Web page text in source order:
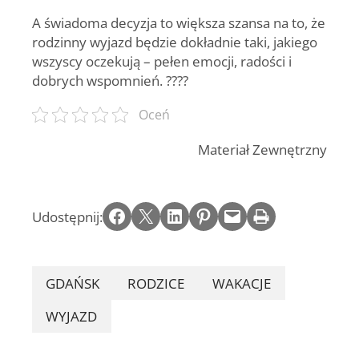
A świadoma decyzja to większa szansa na to, że
rodzinny wyjazd będzie dokładnie taki, jakiego
wszyscy oczekują – pełen emocji, radości i
dobrych wspomnień. ??‍?‍?
Oceń
Materiał Zewnętrzny
Udostępnij: Share on Facebook Email this Page Share on LinkedIn Share on Pinterest Email this Page Print this Page
GDAŃSK RODZICE
WAKACJE
WYJAZD